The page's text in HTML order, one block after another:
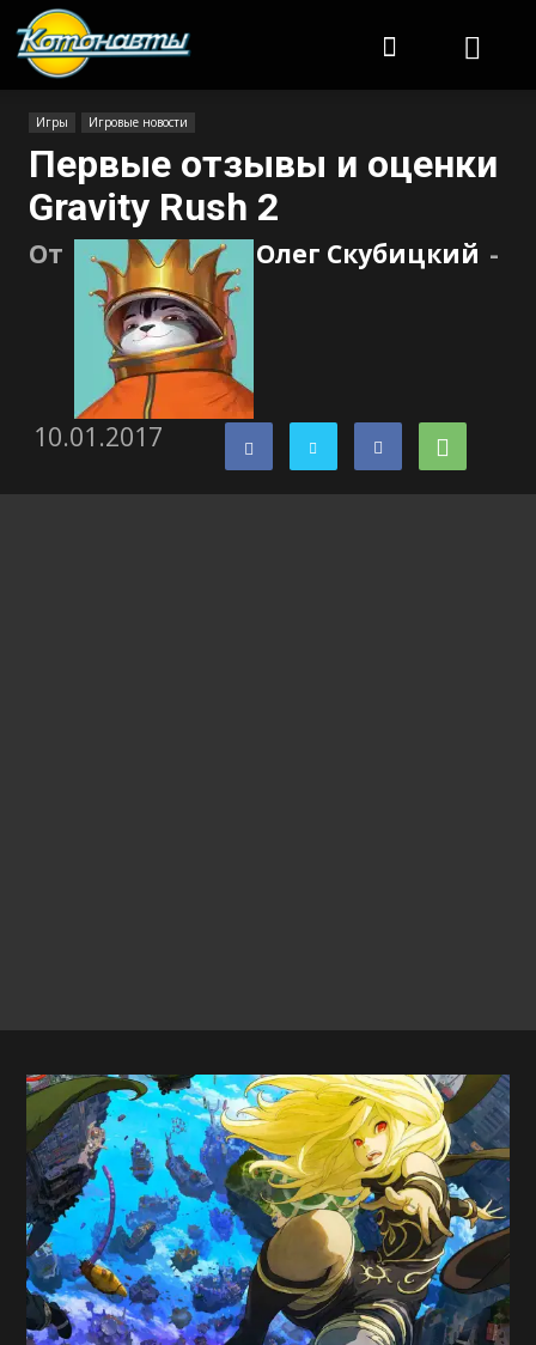
Игры Игровые новости
Первые отзывы и оценки
Gravity Rush 2
От Олег Скубицкий -
10.01.2017